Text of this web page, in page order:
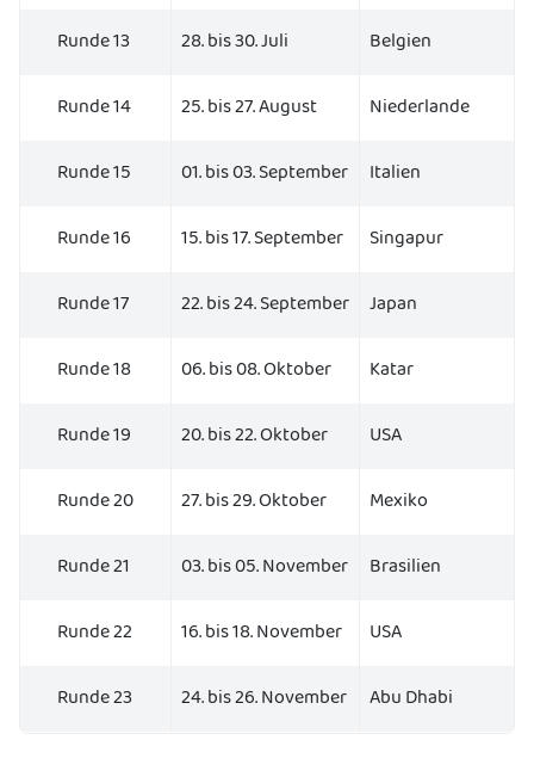
Runde 13 28. bis 30. Juli
Belgien
Runde 14
25. bis 27. August
Niederlande
Runde 15
01. bis 03. September
Italien
Runde 16
15. bis 17. September
Singapur
Runde 17
22. bis 24. September
Japan
Runde 18
06. bis 08. Oktober
Katar
Runde 19
20. bis 22. Oktober
USA
Runde 20
27. bis 29. Oktober
Mexiko
Runde 21
03. bis 05. November
Brasilien
Runde 22
16. bis 18. November
USA
Runde 23
24. bis 26. November Abu Dhabi